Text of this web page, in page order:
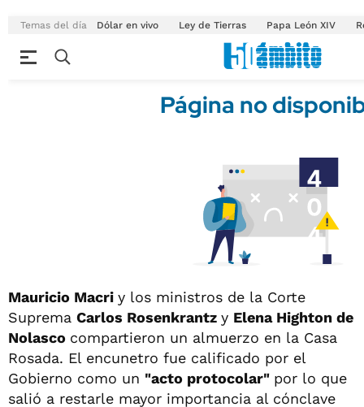
Mauricio Macri y los ministros de la Corte
Suprema Carlos Rosenkrantz y Elena Highton de
Nolasco compartieron un almuerzo en la Casa
Rosada. El encunetro fue calificado por el
Gobierno como un "acto protocolar" por lo que
salió a restarle mayor importancia al cónclave